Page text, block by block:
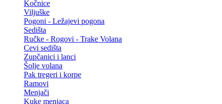
Kočnice
Viljuške
Pogoni - Ležajevi pogona
Sedišta
Ručke - Rogovi - Trake Volana
Cevi sedišta
Zupčanici i lanci
Šolje volana
Pak tregeri i korpe
Ramovi
Menjači
Kuke menjaca